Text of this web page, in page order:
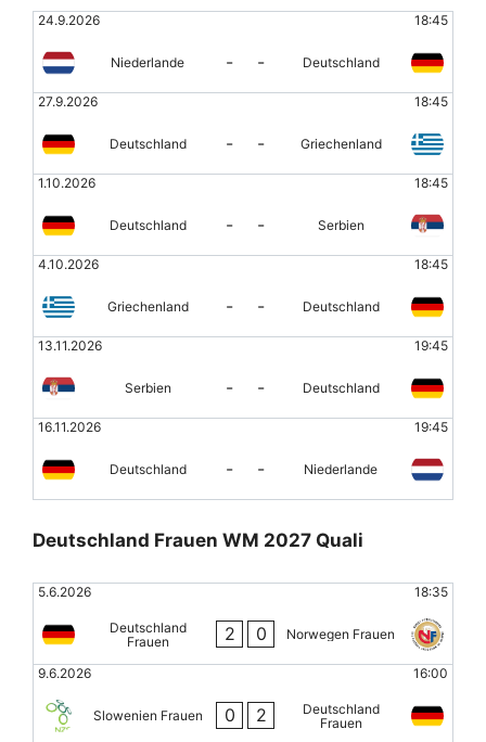
24.9.2026 18:45
Niederlande - - Deutschland
27.9.2026 18:45
Deutschland - - Griechenland
1.10.2026 18:45
Deutschland - - Serbien
4.10.2026 18:45
Griechenland - - Deutschland
13.11.2026 19:45
Serbien - - Deutschland
16.11.2026 19:45
Deutschland - - Niederlande
Deutschland Frauen WM 2027 Quali
5.6.2026 18:35
Deutschland
Frauen
2 0 Norwegen Frauen
9.6.2026 16:00
Slowenien Frauen 0 2
Deutschland
Frauen